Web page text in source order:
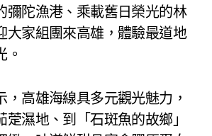
彌陀漁港、乘載舊日榮光的林
大家組團來高雄，體驗最道地
。
，高雄海線具多元觀光魅力，
濕地、到「石斑魚的故鄉」